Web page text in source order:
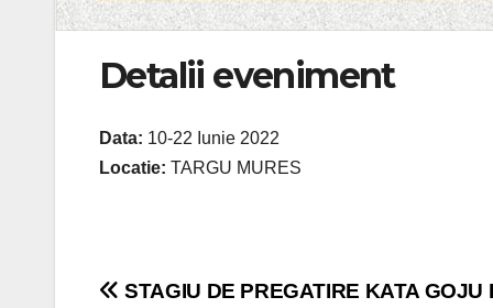
Detalii eveniment
Data: 10-22 Iunie 2022
Locatie: TARGU MURES
Navigare
STAGIU DE PREGATIRE KATA GOJU